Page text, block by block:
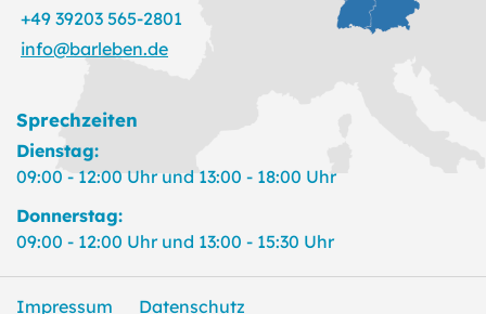
+49 39203 565-2801
info@barleben.de
Sprechzeiten
Dienstag:
09:00 - 12:00 Uhr und 13:00 - 18:00 Uhr
Donnerstag:
09:00 - 12:00 Uhr und 13:00 - 15:30 Uhr
Impressum Datenschutz